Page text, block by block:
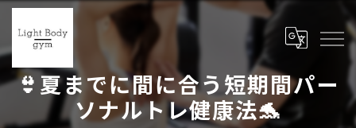
👙夏までに間に合う短期間パー
ソナルトレ健康法🐬